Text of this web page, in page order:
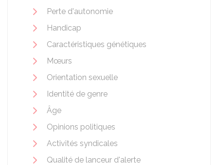
Perte d'autonomie
Handicap
Caractéristiques génétiques
Mœurs
Orientation sexuelle
Identité de genre
Âge
Opinions politiques
Activités syndicales
Qualité de lanceur d'alerte